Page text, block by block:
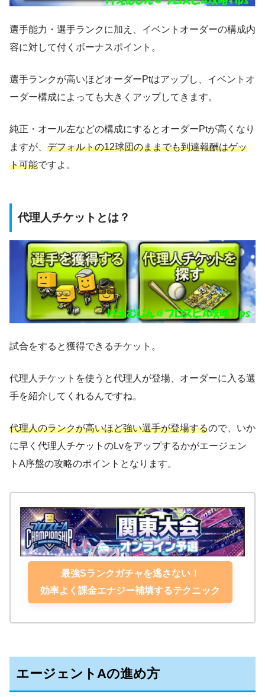
選手能力・選手ランクに加え、イベントオーダーの構成内
容に対して付くボーナスポイント。
選手ランクが高いほどオーダーPtはアップし、イベントオ
ーダー構成によっても大きくアップしてきます。
純正・オール左などの構成にするとオーダーPtが高くなり
ますが、 デフォルトの12球団のままでも到達報酬はゲッ
ト可能ですよ。
代理人チケットとは？
試合をすると獲得できるチケット。
代理人チケットを使うと代理人が登場、オーダーに入る選
手を紹介してくれるんですね。
代理人のランクが高いほど強い選手が登場するので、いか
に早く代理人チケットのLvをアップするかがエージェン
トA序盤の攻略のポイントとなります。
最強Sランクガチャを逃さない！
効率よく課金エナジー補填するテクニック
エージェントAの進め方